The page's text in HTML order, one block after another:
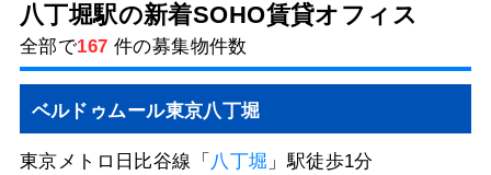
八丁堀駅の新着SOHO賃貸オフィス
全部で167 件の募集物件数
ベルドゥムール東京⼋丁堀
東京メトロ日比谷線「 八丁堀 」駅徒歩1分